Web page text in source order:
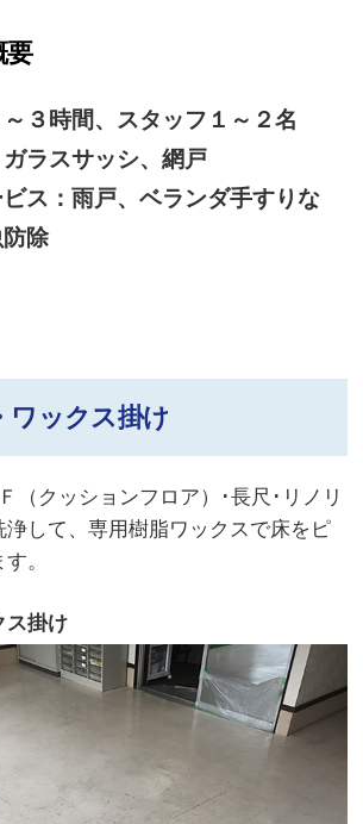
要
３時間、スタッフ１～２名
ラスサッシ、網戸
ス：雨戸、ベランダ手すりな
除
ワックス掛け
（クッションフロア）･長尺･リノリ
浄して、専用樹脂ワックスで床をピ
。
ス掛け